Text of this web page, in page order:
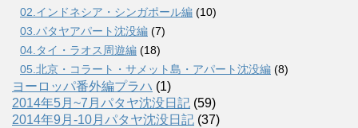
02.インドネシア・シンガポール編 (10)
03.パタヤアパート沈没編 (7)
04.タイ・ラオス周遊編 (18)
05.北京・コラート・サメット島・アパート沈没編 (8)
ヨーロッパ番外編プラハ (1)
2014年5月~7月パタヤ沈没日記 (59)
2014年9月-10月パタヤ沈没日記 (37)